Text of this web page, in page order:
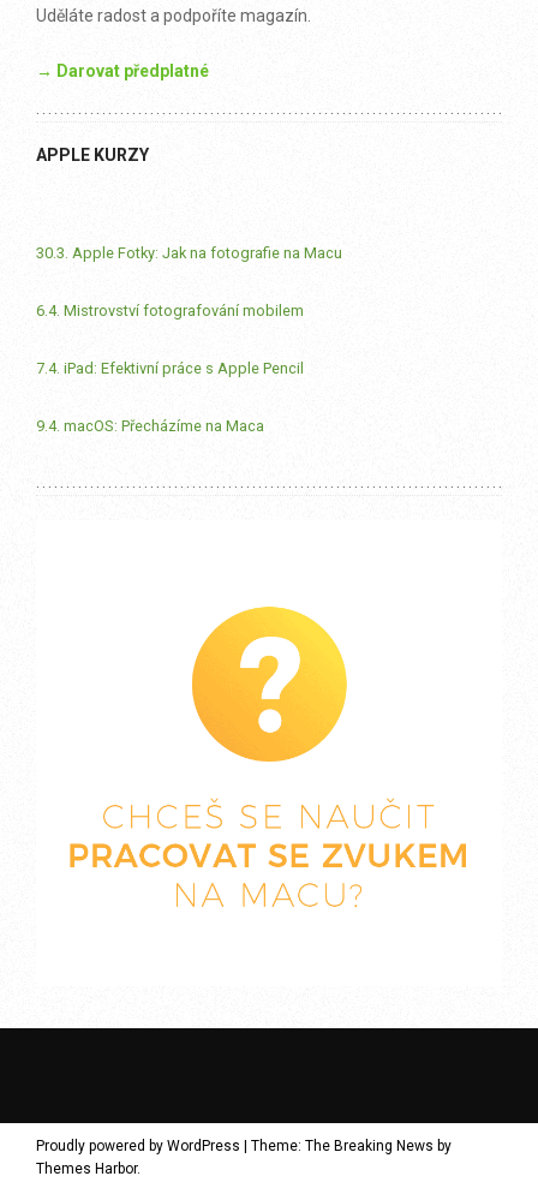
Uděláte radost a podpoříte magazín.
→ Darovat předplatné
APPLE KURZY
30.3. Apple Fotky: Jak na fotografie na Macu
6.4. Mistrovství fotografování mobilem
7.4. iPad: Efektivní práce s Apple Pencil
9.4. macOS: Přecházíme na Maca
Proudly powered by WordPress
Theme: The Breaking News by
Themes Harbor.